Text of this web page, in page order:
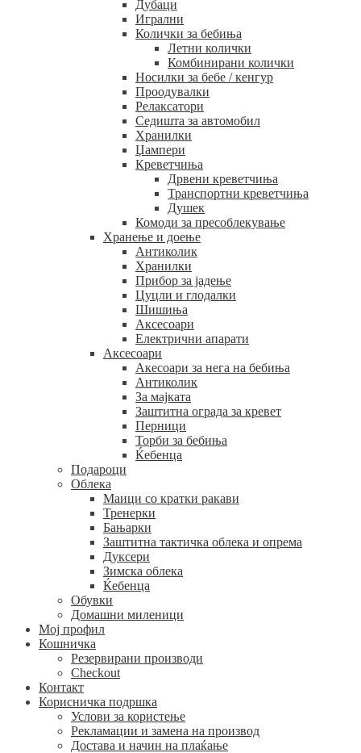
Дубаци
Игрални
Колички за бебиња
Летни колички
Комбинирани колички
Носилки за бебе / кенгур
Проодувалки
Релаксатори
Седишта за автомобил
Хранилки
Џампери
Креветчиња
Дрвени креветчиња
Транспортни креветчиња
Душек
Комоди за пресоблекување
Хранење и доење
Антиколик
Хранилки
Прибор за јадење
Цуцли и глодалки
Шишиња
Аксесоари
Електрични апарати
Аксесоари
Акесоари за нега на бебиња
Антиколик
За мајката
Заштитна ограда за кревет
Перници
Торби за бебиња
Ќебенца
Подароци
Облека
Маици со кратки ракави
Тренерки
Бањарки
Заштитна тактичка облека и опрема
Дуксери
Зимска облека
Ќебенца
Обувки
Домашни миленици
Мој профил
Кошничка
Резервирани производи
Checkout
Контакт
Корисничка подршка
Услови за користење
Рекламации и замена на производ
Достава и начин на плаќање